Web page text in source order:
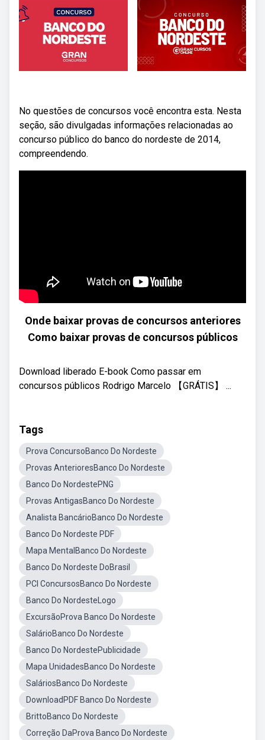
No questões de concursos você encontra esta. Nesta
seção, são divulgadas informações relacionadas ao
concurso público do banco do nordeste de 2014,
compreendendo.
Onde baixar provas de concursos anteriores
Como baixar provas de concursos públicos
Download liberado E-book Como passar em
concursos públicos Rodrigo Marcelo 【GRÁTIS】 ...
Tags
Prova ConcursoBanco Do Nordeste
Provas AnterioresBanco Do Nordeste
Banco Do NordestePNG
Provas AntigasBanco Do Nordeste
Analista BancárioBanco Do Nordeste
Banco Do Nordeste PDF
Mapa MentalBanco Do Nordeste
Banco Do Nordeste DoBrasil
PCI ConcursosBanco Do Nordeste
Banco Do NordesteLogo
ExcursãoProva Banco Do Nordeste
SalárioBanco Do Nordeste
Banco Do NordestePublicidade
Mapa UnidadesBanco Do Nordeste
SaláriosBanco Do Nordeste
DownloadPDF Banco Do Nordeste
BrittoBanco Do Nordeste
Correção DaProva Banco Do Nordeste